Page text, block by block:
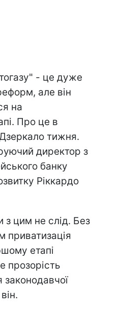
- це дуже
але він
на
Про це в
тижня.
директор з
банку
Ріккардо
з цим не слід. Без
приватизація
етапі
прозорість
законодавчої